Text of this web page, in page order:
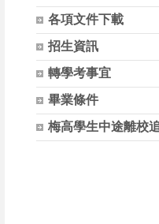
各項文件下載
招生資訊
轉學考事宜
畢業條件
梅高學生中途離校